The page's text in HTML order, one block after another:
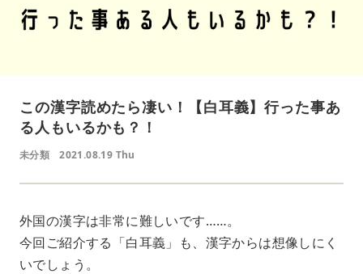
この漢字読めたら凄い！【白耳義】行った事あ
る人もいるかも？！
未分類 2021.08.19 Thu
外国の漢字は非常に難しいです……。
今回ご紹介する「白耳義」も、漢字からは想像しにく
いでしょう。